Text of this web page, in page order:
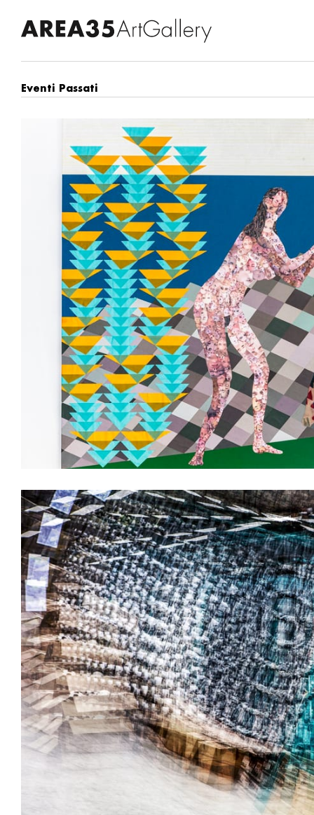
Eventi Passati